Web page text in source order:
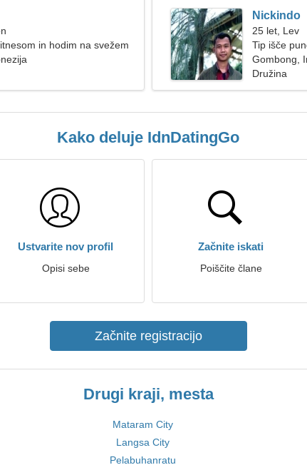
in hodim na svežem
Nickindo
25 let, Lev
Tip išče
Gombong,
Družina
Kako deluje IdnDatingGo
Ustvarite nov profil
Opisi sebe
Začnite iskati
Poiščite člane
Začnite registracijo
Drugi kraji, mesta
Mataram City
Langsa City
Pelabuhanratu